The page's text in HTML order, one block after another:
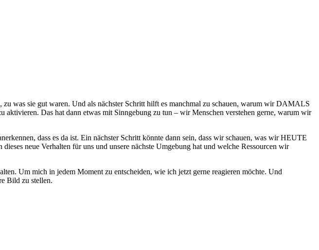
was sie gut waren. Und als nächster Schritt hilft es manchmal zu schauen, warum wir DAMALS
aktivieren. Das hat dann etwas mit Sinngebung zu tun – wir Menschen verstehen gerne, warum wir
dass es da ist. Ein nächster Schritt könnte dann sein, dass wir schauen, was wir HEUTE
neue Verhalten für uns und unsere nächste Umgebung hat und welche Ressourcen wir
Um mich in jedem Moment zu entscheiden, wie ich jetzt gerne reagieren möchte. Und
Bild zu stellen.